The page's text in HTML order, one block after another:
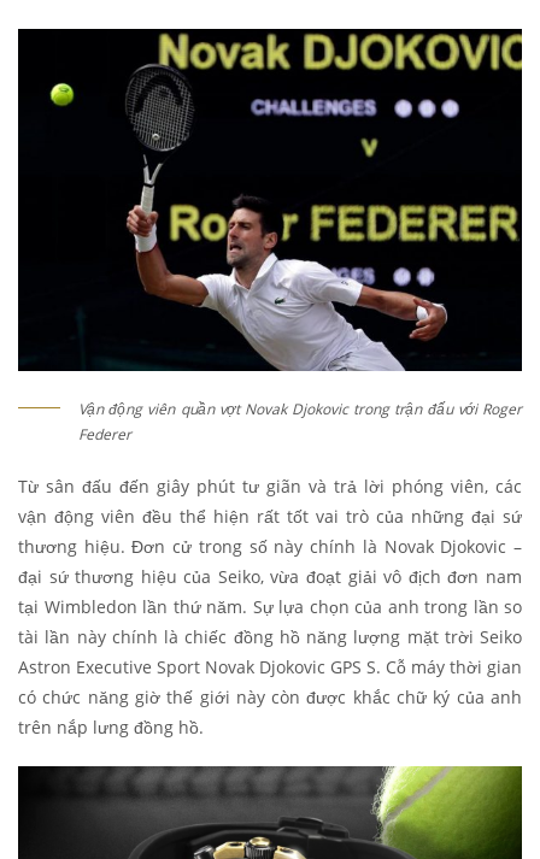
Vận động viên quần vợt Novak Djokovic trong trận đấu với Roger
Federer
Từ sân đấu đến giây phút tư giãn và trả lời phóng viên, các
vận động viên đều thể hiện rất tốt vai trò của những đại sứ
thương hiệu. Đơn cử trong số này chính là Novak Djokovic –
đại sứ thương hiệu của Seiko, vừa đoạt giải vô địch đơn nam
tại Wimbledon lần thứ năm. Sự lựa chọn của anh trong lần so
tài lần này chính là chiếc đồng hồ năng lượng mặt trời Seiko
Astron Executive Sport Novak Djokovic GPS S. Cỗ máy thời gian
có chức năng giờ thế giới này còn được khắc chữ ký của anh
trên nắp lưng đồng hồ.